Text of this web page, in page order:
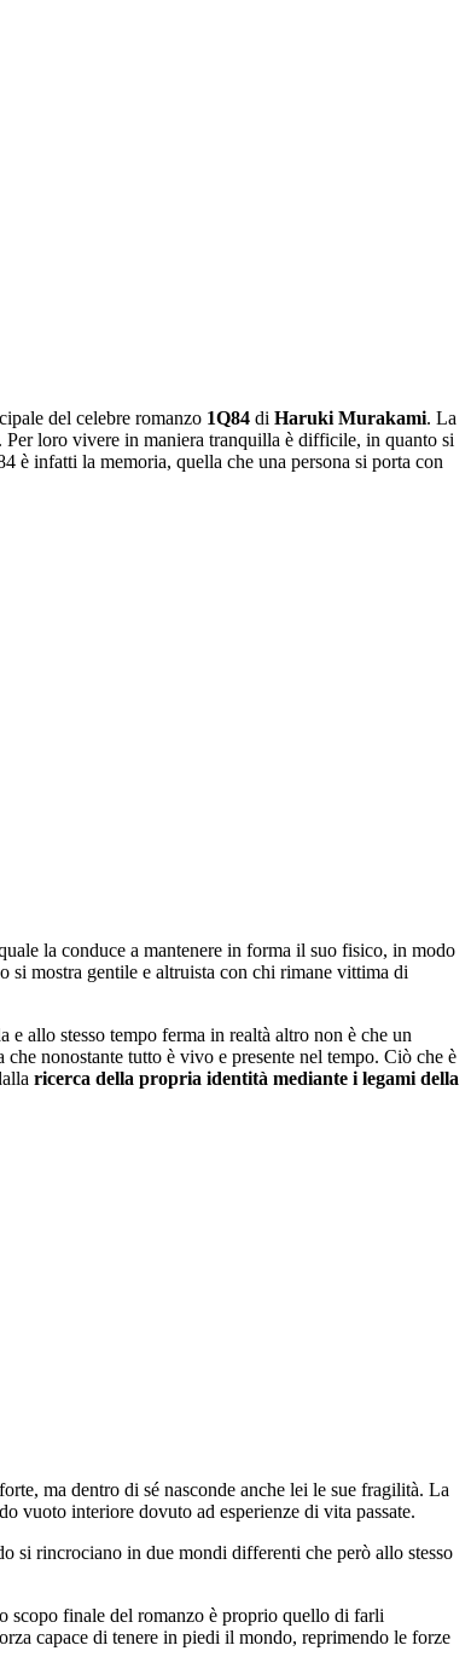
del celebre romanzo 1Q84 di Haruki Murakami. La
loro vivere in maniera tranquilla è difficile, in quanto si
è infatti la memoria, quella che una persona si porta con
la conduce a mantenere in forma il suo fisico, in modo
si mostra gentile e altruista con chi rimane vittima di
allo stesso tempo ferma in realtà altro non è che un
nonostante tutto è vivo e presente nel tempo. Ciò che è
ricerca della propria identità mediante i legami della
ma dentro di sé nasconde anche lei le sue fragilità. La
vuoto interiore dovuto ad esperienze di vita passate.
si rincrociano in due mondi differenti che però allo stesso
scopo finale del romanzo è proprio quello di farli
capace di tenere in piedi il mondo, reprimendo le forze